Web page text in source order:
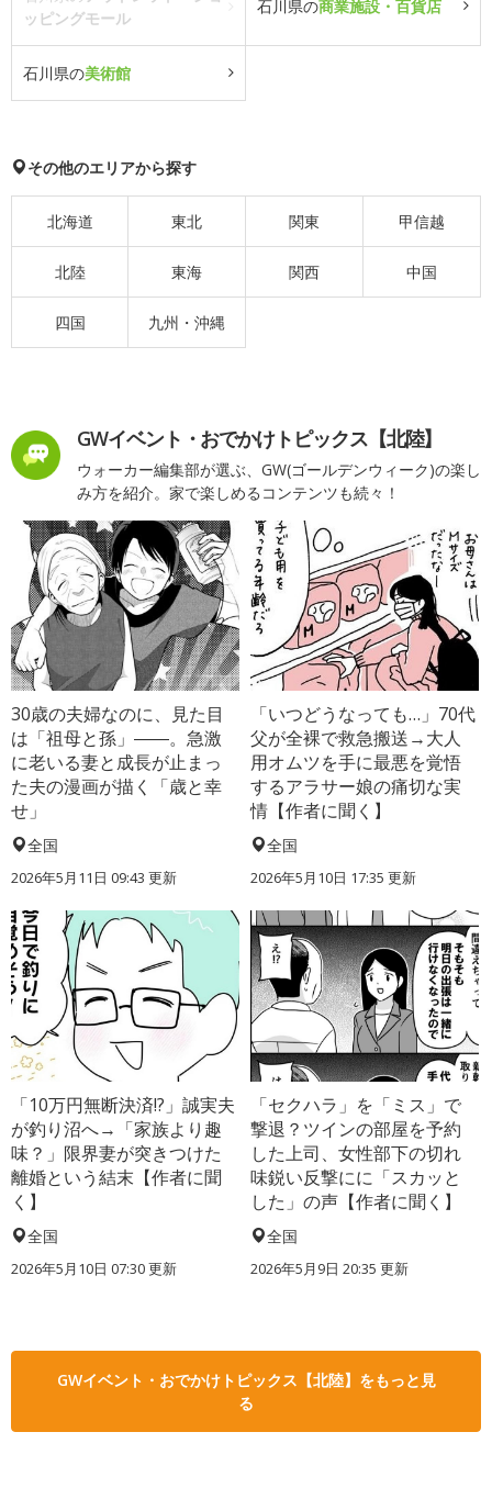
ッピングモール
石川県の商業施設・百貨店
石川県の美術館
その他のエリアから探す
北海道 東北 関東 甲信越
北陸 東海 関西 中国
四国 九州・沖縄
GWイベント・おでかけトピックス【北陸】
ウォーカー編集部が選ぶ、GW(ゴールデンウィーク)の楽し
み方を紹介。家で楽しめるコンテンツも続々！
30歳の夫婦なのに、見た目
は「祖母と孫」――。急激
に老いる妻と成長が止まっ
た夫の漫画が描く「歳と幸
せ」
全国
2026年5月11日 09:43 更新
「いつどうなっても…」70代
父が全裸で救急搬送→大人
用オムツを手に最悪を覚悟
するアラサー娘の痛切な実
情【作者に聞く】
全国
2026年5月10日 17:35 更新
「10万円無断決済!?」誠実夫
が釣り沼へ→「家族より趣
味？」限界妻が突きつけた
離婚という結末【作者に聞
く】
全国
2026年5月10日 07:30 更新
「セクハラ」を「ミス」で
撃退？ツインの部屋を予約
した上司、女性部下の切れ
味鋭い反撃にに「スカッと
した」の声【作者に聞く】
全国
2026年5月9日 20:35 更新
GWイベント・おでかけトピックス【北陸】をもっと見
る